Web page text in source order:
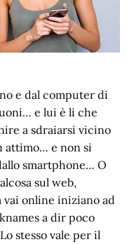
e dal computer di
e lui è li che
a sdraiarsi vicino
attimo… e non si
smartphone… O
sul web,
online iniziano ad
a dir poco
stesso vale per il